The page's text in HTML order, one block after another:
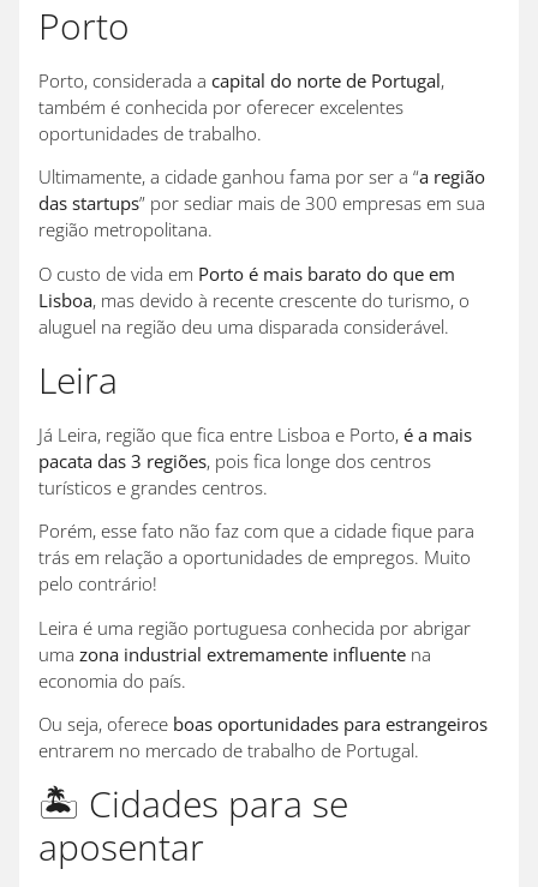
Porto
Porto, considerada a capital do norte de Portugal,
também é conhecida por oferecer excelentes
oportunidades de trabalho.
Ultimamente, a cidade ganhou fama por ser a “a região
das startups” por sediar mais de 300 empresas em sua
região metropolitana.
O custo de vida em Porto é mais barato do que em
Lisboa, mas devido à recente crescente do turismo, o
aluguel na região deu uma disparada considerável.
Leira
Já Leira, região que fica entre Lisboa e Porto, é a mais
pacata das 3 regiões, pois fica longe dos centros
turísticos e grandes centros.
Porém, esse fato não faz com que a cidade fique para
trás em relação a oportunidades de empregos. Muito
pelo contrário!
Leira é uma região portuguesa conhecida por abrigar
uma zona industrial extremamente influente na
economia do país.
Ou seja, oferece boas oportunidades para estrangeiros
entrarem no mercado de trabalho de Portugal.
🏝️ Cidades para se
aposentar